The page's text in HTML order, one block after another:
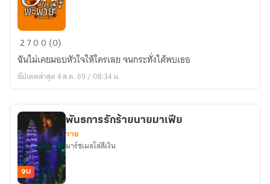
กล
รัก
คุณ
หนู
พาย
2700 (0)
ฉันไม่เคยมอบหัวใจให้ใครเลย จนกระทั่งได้พบเธอ
อัปเดตล่าสุด 4 ส.ค. 69 / 08:34 น.
จบ
พันธการรักร้ายนายมาเฟีย
วาย
มาร์ชเมลโล่สีเงิน